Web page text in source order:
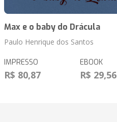
Max e o baby do Drácula
Paulo Henrique dos Santos
IMPRESSO
R$ 80,87
EBOOK
R$ 29,56